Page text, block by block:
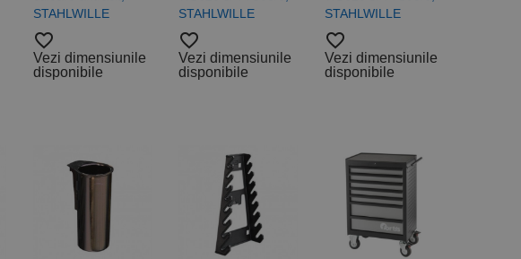
STAHLWILLE
favorite_border
Vezi dimensiunile
disponibile
STAHLWILLE
favorite_border
Vezi dimensiunile
disponibile
STAHLWILLE
favorite_border
Vezi dimensiunile
disponibile